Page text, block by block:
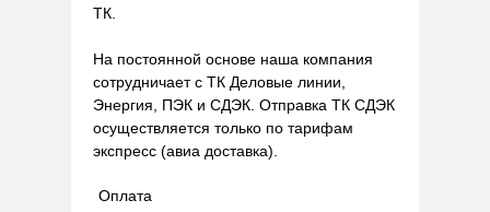
ТК.
На постоянной основе наша компания
сотрудничает с ТК Деловые линии,
Энергия, ПЭК и СДЭК. Отправка ТК СДЭК
осуществляется только по тарифам
экспресс (авиа доставка).
Оплата